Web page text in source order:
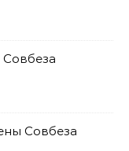
Совбеза